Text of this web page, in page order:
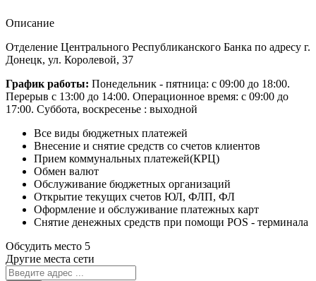
Описание
Отделение Центрального Республиканского Банка по адресу г.
Донецк, ул. Королевой, 37
График работы: Понедельник - пятница: с 09:00 до 18:00.
Перерыв с 13:00 до 14:00. Операционное время: с 09:00 до
17:00. Суббота, воскресенье : выходной
Все виды бюджетных платежей
Внесение и снятие средств со счетов клиентов
Прием коммунальных платежей(КРЦ)
Обмен валют
Обслуживание бюджетных организаций
Открытие текущих счетов ЮЛ, ФЛП, ФЛ
Оформление и обслуживание платежных карт
Снятие денежных средств при помощи POS - терминала
Обсудить место 5
Другие места сети